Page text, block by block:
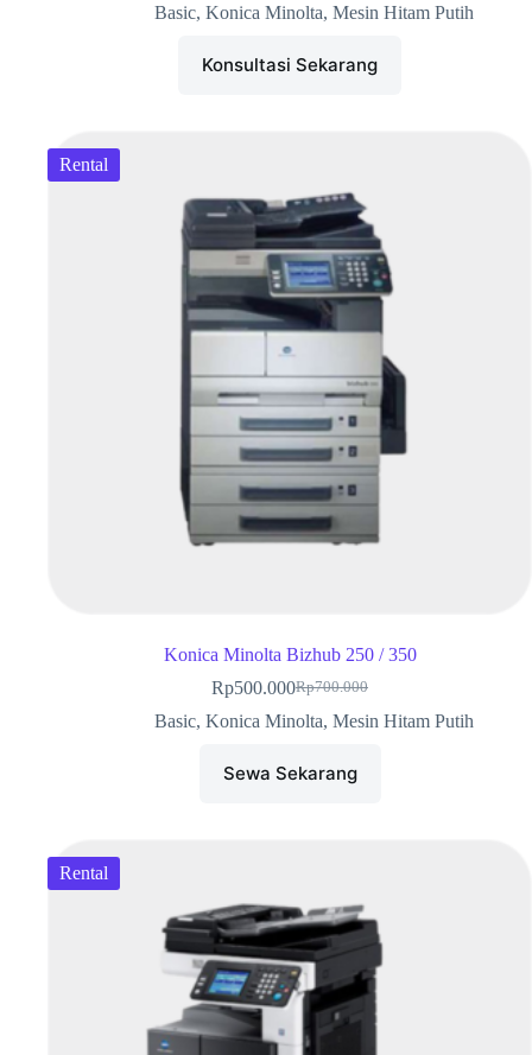
Basic, Konica Minolta, Mesin Hitam Putih
Konsultasi Sekarang
Rental
Konica Minolta Bizhub 250 / 350
Rp700.000
Rp500.000
Basic, Konica Minolta, Mesin Hitam Putih
Sewa Sekarang
Rental